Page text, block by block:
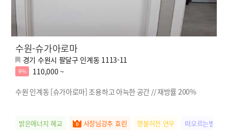
수원-슈가아로마
경기 수원시 팔달구 인계동 1113-11
9%
110,000 ~
수원 인계동 [슈가아로마] 조용하고 아늑한 공간 // 재방률 200%
밝은에너지 혜교 사장님강추 효린 명불허전 연우 떠오르는별 앵두